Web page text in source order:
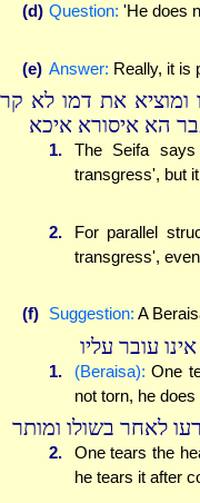
(d) Question: 'He does
(e) Answer: Really, it is
ומוציא את דמו לא
הא איסורא איכא
1.
The Seifa
transgress', but
2.
For parallel
transgress',
(f) Suggestion: A
עובר עליו
1. (Beraisa): One
not torn, he
לאחר בשולו ומותר
2.
One tears the
he tears it after